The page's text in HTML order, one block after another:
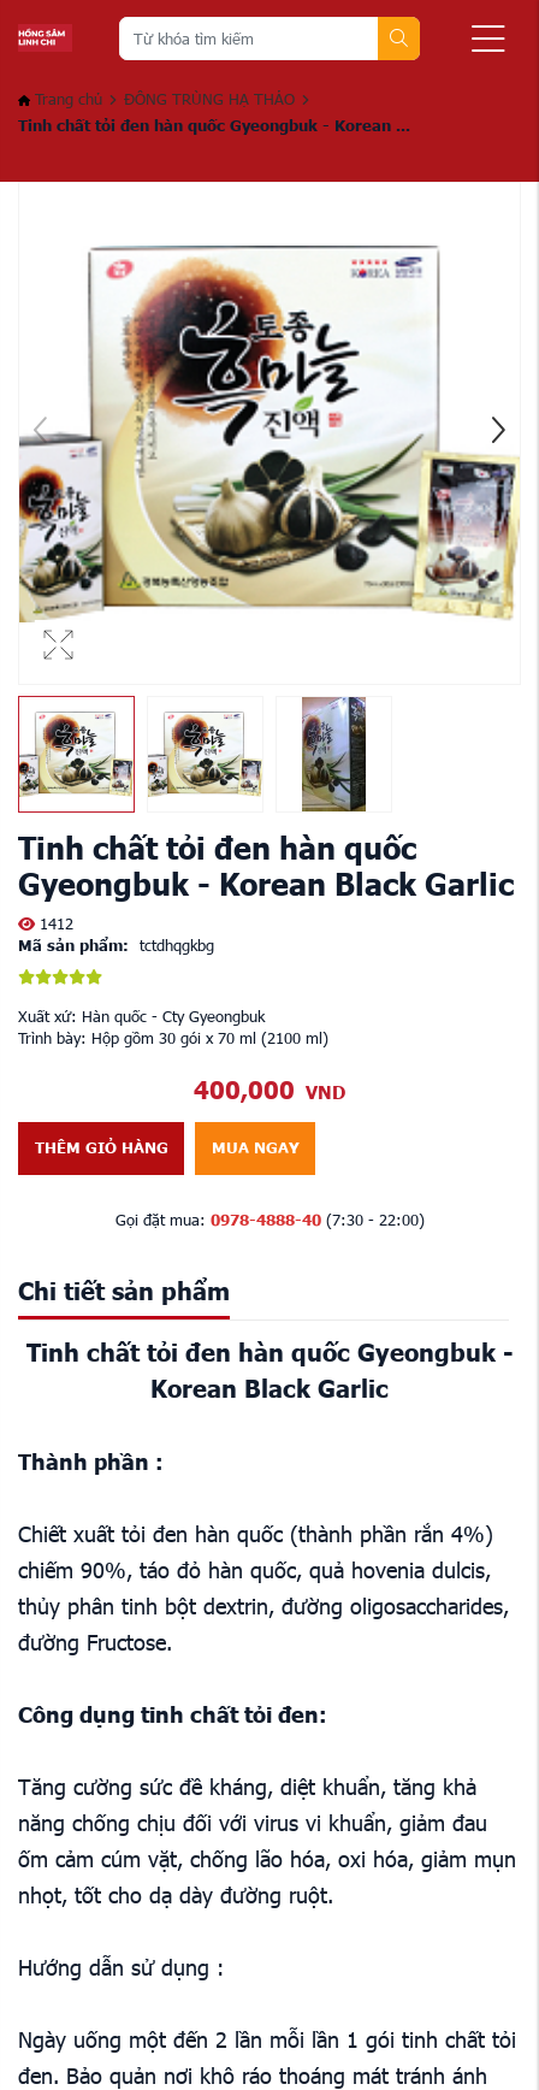
Trang chủ
ĐÔNG TRÙNG HẠ THẢO
Tinh chất tỏi đen hàn quốc Gyeongbuk - Korean ...
Tinh chất tỏi đen hàn quốc
Gyeongbuk - Korean Black Garlic
1412
Mã sản phẩm:
tctdhqgkbg
Xuất xứ: Hàn quốc - Cty Gyeongbuk
Trình bày: Hộp gồm 30 gói x 70 ml (2100 ml)
400,000 VND
THÊM GIỎ HÀNG MUA NGAY
Gọi đặt mua: 0978-4888-40(7:30 - 22:00)
Chi tiết sản phẩm
Tinh chất tỏi đen hàn quốc Gyeongbuk -
Korean Black Garlic
Thành phần :
Chiết xuất tỏi đen hàn quốc (thành phần rắn 4%)
chiếm 90%, táo đỏ hàn quốc, quả hovenia dulcis,
thủy phân tinh bột dextrin, đường oligosaccharides,
đường Fructose.
Công dụng tinh chất tỏi đen:
Tăng cường sức đề kháng, diệt khuẩn, tăng khả
năng chống chịu đối với virus vi khuẩn, giảm đau
ốm cảm cúm vặt, chống lão hóa, oxi hóa, giảm mụn
nhọt, tốt cho dạ dày đường ruột.
Hướng dẫn sử dụng :
Ngày uống một đến 2 lần mỗi lần 1 gói tinh chất tỏi
đen. Bảo quản nơi khô ráo thoáng mát tránh ánh